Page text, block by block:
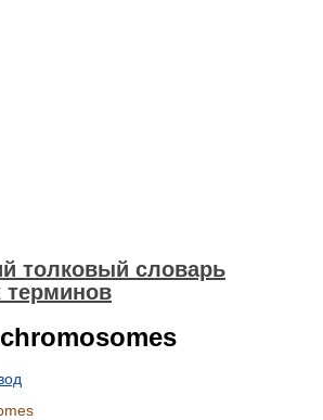
толковый словарь
терминов